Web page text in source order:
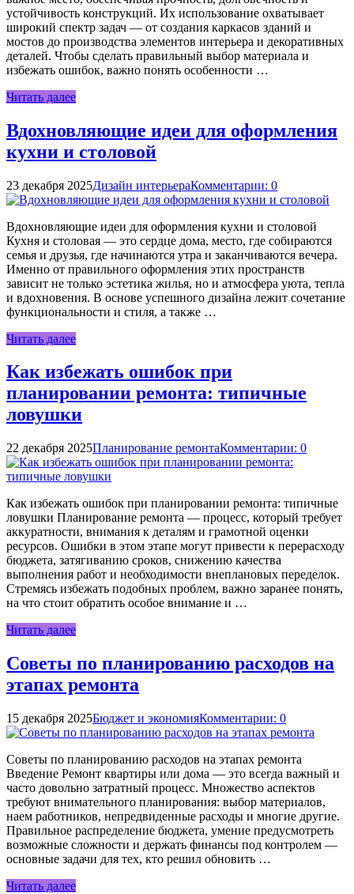
устойчивость конструкций. Их использование охватывает
широкий спектр задач — от создания каркасов зданий и
мостов до производства элементов интерьера и декоративных
деталей. Чтобы сделать правильный выбор материала и
избежать ошибок, важно понять особенности …
Читать далее
Вдохновляющие идеи для оформления
кухни и столовой
23 декабря 2025Дизайн интерьераКомментарии: 0
Вдохновляющие идеи для оформления кухни и столовой
Кухня и столовая — это сердце дома, место, где собираются
семья и друзья, где начинаются утра и заканчиваются вечера.
Именно от правильного оформления этих пространств
зависит не только эстетика жилья, но и атмосфера уюта, тепла
и вдохновения. В основе успешного дизайна лежит сочетание
функциональности и стиля, а также …
Читать далее
Как избежать ошибок при
планировании ремонта: типичные
ловушки
22 декабря 2025Планирование ремонтаКомментарии: 0
Как избежать ошибок при планировании ремонта: типичные
ловушки Планирование ремонта — процесс, который требует
аккуратности, внимания к деталям и грамотной оценки
ресурсов. Ошибки в этом этапе могут привести к перерасходу
бюджета, затягиванию сроков, снижению качества
выполнения работ и необходимости внеплановых переделок.
Стремясь избежать подобных проблем, важно заранее понять,
на что стоит обратить особое внимание и …
Читать далее
Советы по планированию расходов на
этапах ремонта
15 декабря 2025Бюджет и экономияКомментарии: 0
Советы по планированию расходов на этапах ремонта
Введение Ремонт квартиры или дома — это всегда важный и
часто довольно затратный процесс. Множество аспектов
требуют внимательного планирования: выбор материалов,
наем работников, непредвиденные расходы и многие другие.
Правильное распределение бюджета, умение предусмотреть
возможные сложности и держать финансы под контролем —
основные задачи для тех, кто решил обновить …
Читать далее